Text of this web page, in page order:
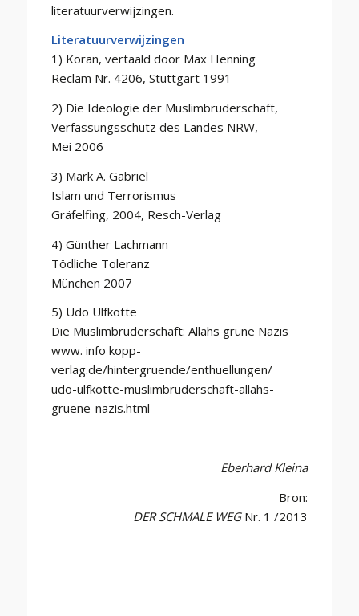
literatuurverwijzingen.
Literatuurverwijzingen
1) Koran, vertaald door Max Henning
Reclam Nr. 4206, Stuttgart 1991
2) Die Ideologie der Muslimbruderschaft,
Verfassungsschutz des Landes NRW,
Mei 2006
3) Mark A. Gabriel
Islam und Terrorismus
Gräfelfing, 2004, Resch-Verlag
4) Günther Lachmann
Tödliche Toleranz
München 2007
5) Udo Ulfkotte
Die Muslimbruderschaft: Allahs grüne Nazis
www. info kopp-
verlag.de/hintergruende/enthuellungen/
udo-ulfkotte-muslimbruderschaft-allahs-
gruene-nazis.html
Eberhard Kleina
Bron:
DER SCHMALE WEG Nr. 1 /2013